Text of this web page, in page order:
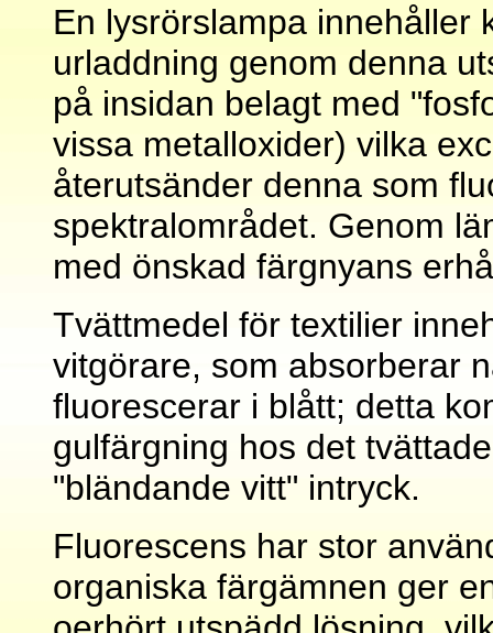
En lysrörslampa innehåller
urladdning genom denna
på insidan belagt med
vissa metalloxider) vilka
återutsänder denna som
spektralområdet. Genom
med önskad färgnyans
Tvättmedel för textilier
vitgörare, som absorberar
fluorescerar i blått; detta
gulfärgning hos det
"bländande vitt" intryck.
Fluorescens har stor
organiska färgämnen ger